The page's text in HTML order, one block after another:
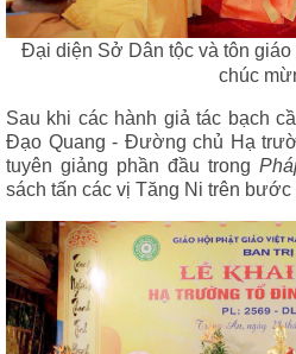
Đại diện Sở Dân tộc và tôn
chúc
Sau khi các hành giả tác bạch
Đạo Quang - Đường chủ Hạ
tuyên giảng phần đầu trong
sách tấn các vị Tăng Ni trên